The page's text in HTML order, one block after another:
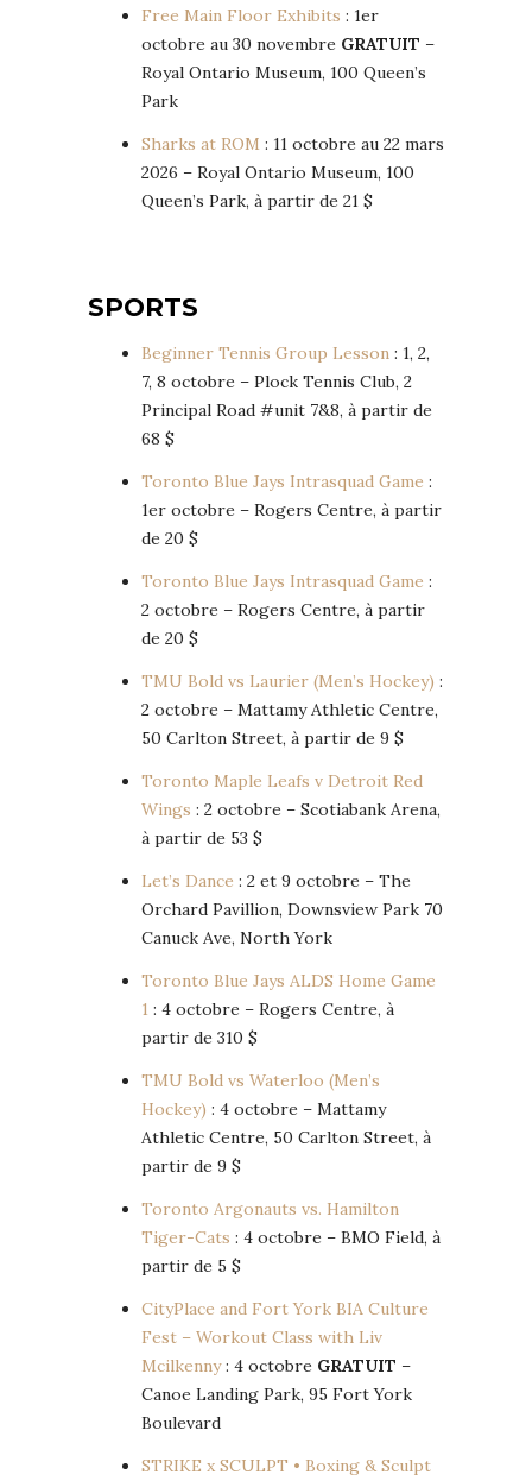
Free Main Floor Exhibits : 1er
octobre au 30 novembre GRATUIT –
Royal Ontario Museum, 100 Queen’s
Park
Sharks at ROM : 11 octobre au 22 mars
2026 – Royal Ontario Museum, 100
Queen’s Park, à partir de 21 $
SPORTS
Beginner Tennis Group Lesson : 1, 2,
7, 8 octobre – Plock Tennis Club, 2
Principal Road #unit 7&8, à partir de
68 $
Toronto Blue Jays Intrasquad Game :
1er octobre – Rogers Centre, à partir
de 20 $
Toronto Blue Jays Intrasquad Game :
2 octobre – Rogers Centre, à partir
de 20 $
TMU Bold vs Laurier (Men’s Hockey) :
2 octobre – Mattamy Athletic Centre,
50 Carlton Street, à partir de 9 $
Toronto Maple Leafs v Detroit Red
Wings : 2 octobre – Scotiabank Arena,
à partir de 53 $
Let’s Dance : 2 et 9 octobre – The
Orchard Pavillion, Downsview Park 70
Canuck Ave, North York
Toronto Blue Jays ALDS Home Game
1 : 4 octobre – Rogers Centre, à
partir de 310 $
TMU Bold vs Waterloo (Men’s
Hockey) : 4 octobre – Mattamy
Athletic Centre, 50 Carlton Street, à
partir de 9 $
Toronto Argonauts vs. Hamilton
Tiger-Cats : 4 octobre – BMO Field, à
partir de 5 $
CityPlace and Fort York BIA Culture
Fest – Workout Class with Liv
Mcilkenny: 4 octobre GRATUIT –
Canoe Landing Park, 95 Fort York
Boulevard
STRIKE x SCULPT • Boxing & Sculpt